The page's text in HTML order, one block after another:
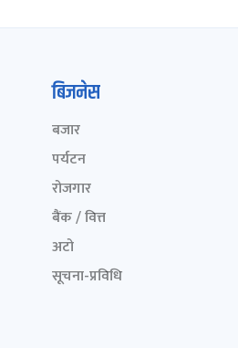
बिजनेस
बजार
पर्यटन
रोजगार
बैंक / वित्त
अटो
सूचना-प्रविधि